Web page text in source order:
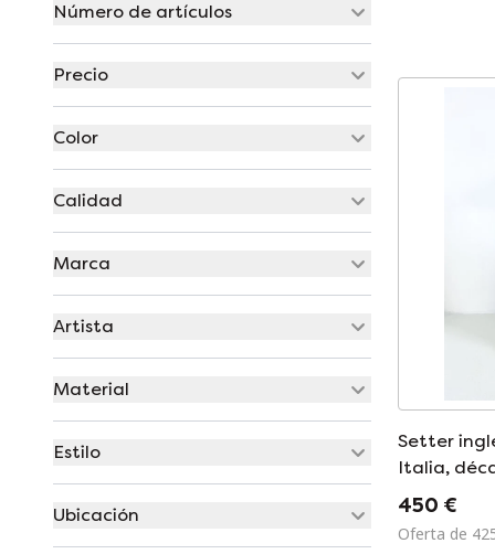
Número de artículos
Precio
Color
Calidad
Marca
Artista
Material
Estilo
Ubicación
Setter
Italia,
450 €
Oferta de